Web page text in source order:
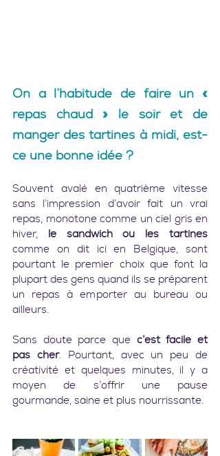
On a l’habitude de faire un «
repas chaud » le soir et de
manger des tartines à midi, est-
ce une bonne idée ?
Souvent avalé en quatrième vitesse
sans l’impression d’avoir fait un vrai
repas, monotone comme un ciel gris en
hiver,
le sandwich ou les tartines
comme on dit ici en Belgique, sont
pourtant le premier choix que font la
plupart des gens quand ils se préparent
un repas à emporter au bureau ou
ailleurs.
Sans doute parce que c’est facile et
pas cher. Pourtant, avec un peu de
créativité et quelques minutes, il y a
moyen de s’offrir une pause